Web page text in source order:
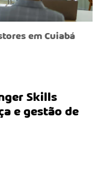
em Cuiabá
Skills
e gestão de